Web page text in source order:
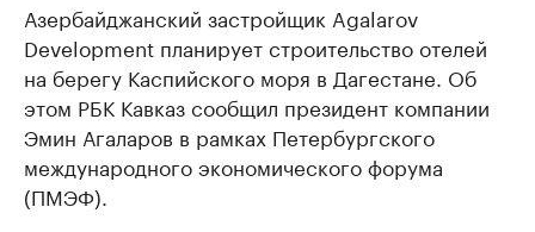
Азербайджанский застройщик Agalarov
Development планирует строительство отелей
на берегу Каспийского моря в Дагестане. Об
этом РБК Кавказ сообщил президент компании
Эмин Агаларов в рамках Петербургского
международного экономического форума
(ПМЭФ).